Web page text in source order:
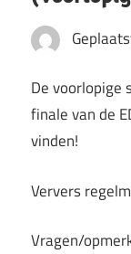
De voorlopige
finale van de
vinden!
Ververs
Vragen/